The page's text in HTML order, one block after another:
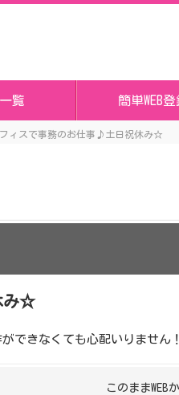
覧 簡単WEB
ィスで事務のお仕事♪土日祝休み☆
み☆
できなくても心配いりません
このままWEB